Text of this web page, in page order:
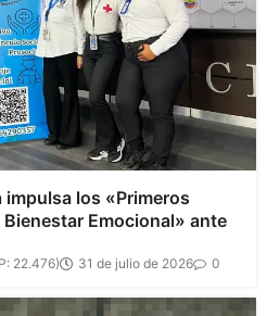
impulsa los «Primeros
Emocional» ante
22.476) 31 de julio de 2026 0